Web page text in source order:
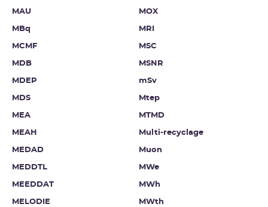
MAU
MBq
MCMF
MDB
MDEP
MDS
MEA
MEAH
MEDAD
MEDDTL
MEEDDAT
MELODIE
MOX
MRI
MSC
MSNR
mSv
Mtep
MTMD
Multi-recyclage
Muon
MWe
MWh
MWth